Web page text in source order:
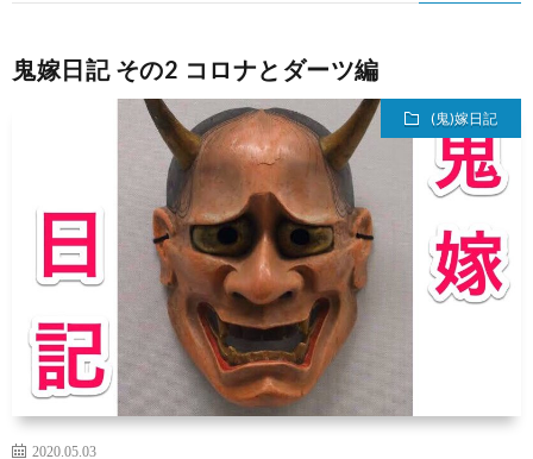
鬼嫁日記 その2 コロナとダーツ編
(鬼)嫁日記
2020.05.03